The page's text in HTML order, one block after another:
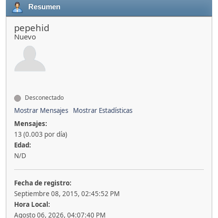
Resumen
pepehid
Nuevo
Desconectado
Mostrar Mensajes
Mostrar Estadísticas
Mensajes:
13 (0.003 por día)
Edad:
N/D
Fecha de registro:
Septiembre 08, 2015, 02:45:52 PM
Hora Local:
Agosto 06, 2026, 04:07:40 PM